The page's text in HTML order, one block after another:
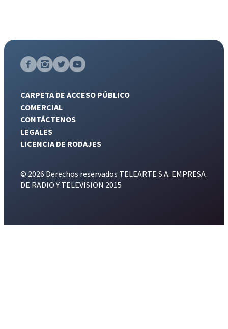
CARPETA DE ACCESO PÚBLICO
COMERCIAL
CONTÁCTENOS
LEGALES
LICENCIA DE RODAJES
© 2026 Derechos reservados TELEARTE S.A. EMPRESA
DE RADIO Y TELEVISION 2015